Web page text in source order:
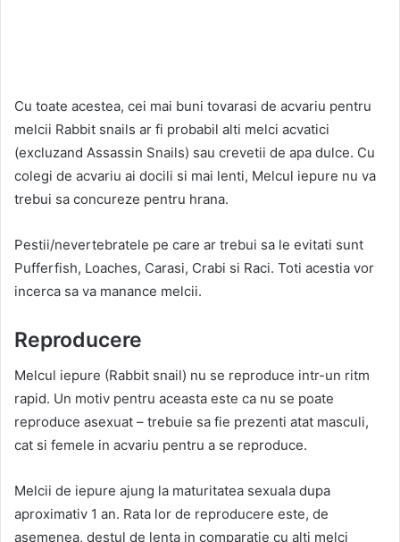
Cu toate acestea, cei mai buni tovarasi de acvariu pentru
melcii Rabbit snails ar fi probabil alti melci acvatici
(excluzand Assassin Snails) sau crevetii de apa dulce. Cu
colegi de acvariu ai docili si mai lenti, Melcul iepure nu va
trebui sa concureze pentru hrana.
Pestii/nevertebratele pe care ar trebui sa le evitati sunt
Pufferfish, Loaches, Carasi, Crabi si Raci. Toti acestia vor
incerca sa va manance melcii.
Reproducere
Melcul iepure (Rabbit snail) nu se reproduce intr-un ritm
rapid. Un motiv pentru aceasta este ca nu se poate
reproduce asexuat – trebuie sa fie prezenti atat masculi,
cat si femele in acvariu pentru a se reproduce.
Melcii de iepure ajung la maturitatea sexuala dupa
aproximativ 1 an. Rata lor de reproducere este, de
asemenea, destul de lenta in comparatie cu alti melci